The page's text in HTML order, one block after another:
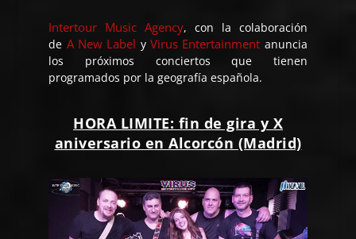
Intertour Music Agency, con la colaboración
de A New Label yVirus Entertainment anuncia
los próximos conciertos que tienen
programados por la geografía española.
HORA LIMITE: fin de gira y X
aniversario en Alcorcón (Madrid)